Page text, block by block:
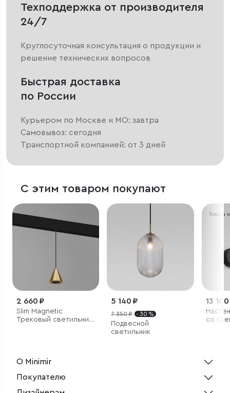
Техподдержка от производителя
24/7
Круглосуточная консультация о продукции и
решение технических вопросов
Быстрая доставка
по России
Курьером по Москве и МО: завтра
Самовывоз: сегодня
Транспортной компанией: от 3 дней
С этим товаром покупают
2 660 ₽
Slim Magnetic
Трековый светильник
5 140 ₽
7 350 ₽ - 30 %
Подвесной
светильник
Товары
13
со
О Minimir
Покупателю